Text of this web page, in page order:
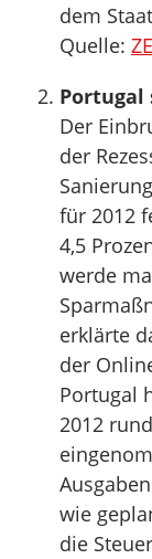
dem
Quelle:
Portugal
Der
der
für 2012
4,5
werde
erklärte
der
Portugal
2012
wie
die